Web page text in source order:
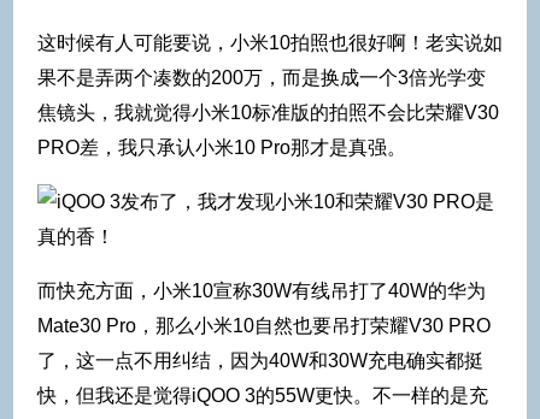
这时候有人可能要说，小米10拍照也很好啊！老实说如
果不是弄两个凑数的200万，而是换成一个3倍光学变
焦镜头，我就觉得小米10标准版的拍照不会比荣耀V30
PRO差，我只承认小米10 Pro那才是真强。
而快充方面，小米10宣称30W有线吊打了40W的华为
Mate30 Pro，那么小米10自然也要吊打荣耀V30 PRO
了，这一点不用纠结，因为40W和30W充电确实都挺
快，但我还是觉得iQOO 3的55W更快。不一样的是充